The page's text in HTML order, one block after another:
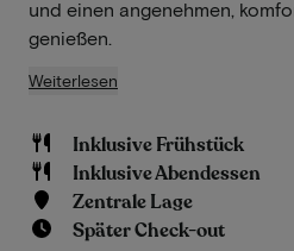
und einen angenehmen,
genießen.
Weiterlesen
Inklusive Frühstück
Inklusive Abendessen
Zentrale Lage
Später Check-out